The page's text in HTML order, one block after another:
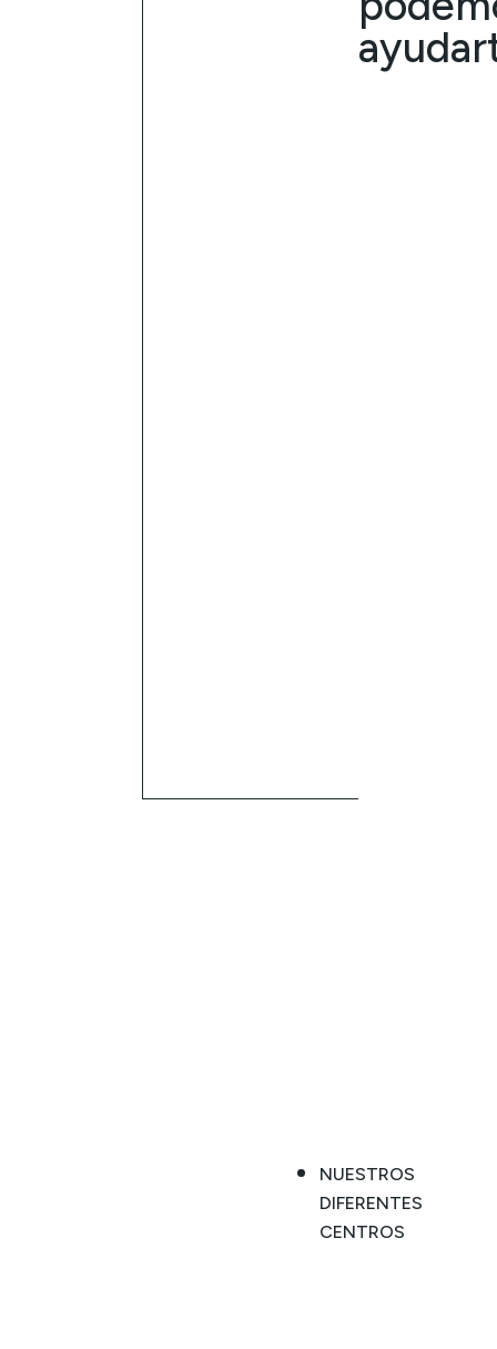
NUESTROS
DIFERENTES
CENTROS